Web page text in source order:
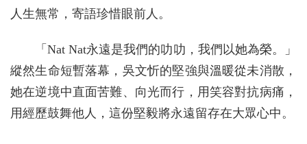
人生無常，寄語珍惜眼前人。
「Nat Nat永遠是我們的叻叻，我們以她為榮。」
縱然生命短暫落幕，吳文忻的堅強與溫暖從未消散，
她在逆境中直面苦難、向光而行，用笑容對抗病痛，
用經歷鼓舞他人，這份堅毅將永遠留存在大眾心中。